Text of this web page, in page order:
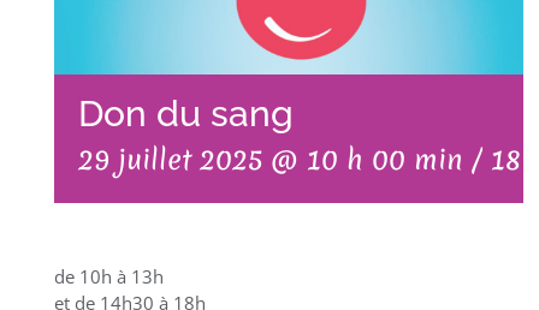
Don du sang
29 juillet 2025 @ 10 h 00 min / 18
de 10h à 13h
et de 14h30 à 18h